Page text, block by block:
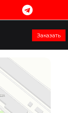
Заказать